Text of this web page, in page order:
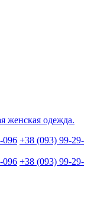
096 +38 (093) 99-29-
096 +38 (093) 99-29-